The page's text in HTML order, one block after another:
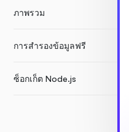
ภาพรวม
การสำรองข้อมูลฟรี
ซ็อกเก็ต Node.js